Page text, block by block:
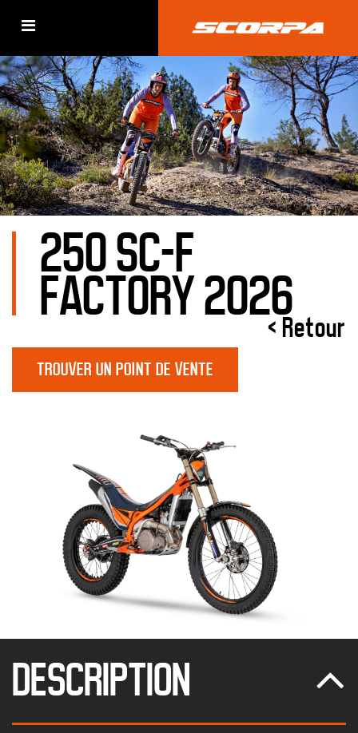
250 SC-F
FACTORY 2026
< Retour
TROUVER UN POINT DE VENTE
DESCRIPTION